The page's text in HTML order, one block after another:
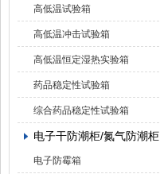
高低温试验箱
高低温冲击试验箱
高低温恒定湿热实验箱
药品稳定性试验箱
综合药品稳定性试验箱
电子干防潮柜/氮气防潮柜
电子防霉箱